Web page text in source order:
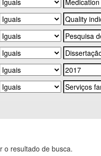
o resultado de busca.